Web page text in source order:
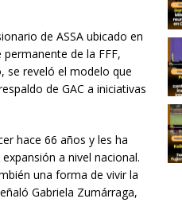
de ASSA ubicado en
de la FFF,
se reveló el modelo que
de GAC a iniciativas
hace 66 años y les ha
a nivel nacional.
una forma de vivir la
Gabriela Zumárraga,